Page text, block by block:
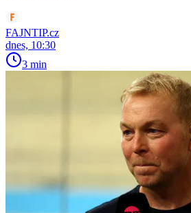
FAJNTIP.cz
dnes, 10:30
3 min